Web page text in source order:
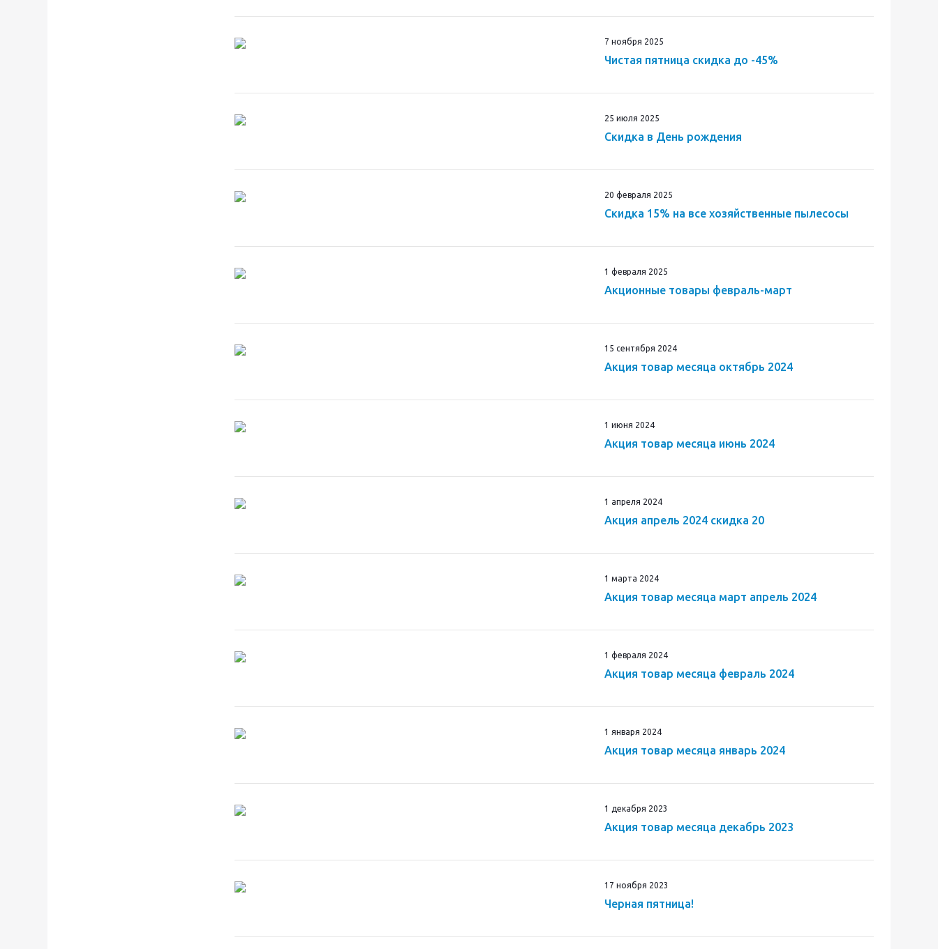
7 ноября 2025
Чистая пятница скидка до -45%
25 июля 2025
Скидка в День рождения
20 февраля 2025
Скидка 15% на все хозяйственные пылесосы
1 февраля 2025
Акционные товары февраль-март
15 сентября 2024
Акция товар месяца октябрь 2024
1 июня 2024
Акция товар месяца июнь 2024
1 апреля 2024
Акция апрель 2024 скидка 20
1 марта 2024
Акция товар месяца март апрель 2024
1 февраля 2024
Акция товар месяца февраль 2024
1 января 2024
Акция товар месяца январь 2024
1 декабря 2023
Акция товар месяца декабрь 2023
17 ноября 2023
Черная пятница!